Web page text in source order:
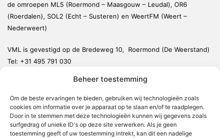
Beheer toestemming
Om de beste ervaringen te bieden, gebruiken wij technologieën zoals
cookies om informatie over je apparaat op te slaan en/of te raadplegen.
Door in te stemmen met deze technologieën kunnen wij gegevens zoals
surfgedrag of unieke ID's op deze site verwerken. Als je geen
toestemming geeft of uw toestemming intrekt, kan dit een nadelige
de omroepen ML5 (Roermond – Maasgouw – Leudal), OR6
(Roerdalen), SOL2 (Echt – Susteren) en WeertFM (Weert –
Nederweert)
VML is gevestigd op de Bredeweg 10, Roermond (De Weerstand)
Tel: +31 495 791 030
Weert
Nederweert
Leudal